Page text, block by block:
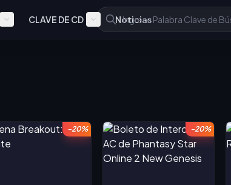
CLAVE DE CD Noticias
-20% -20%